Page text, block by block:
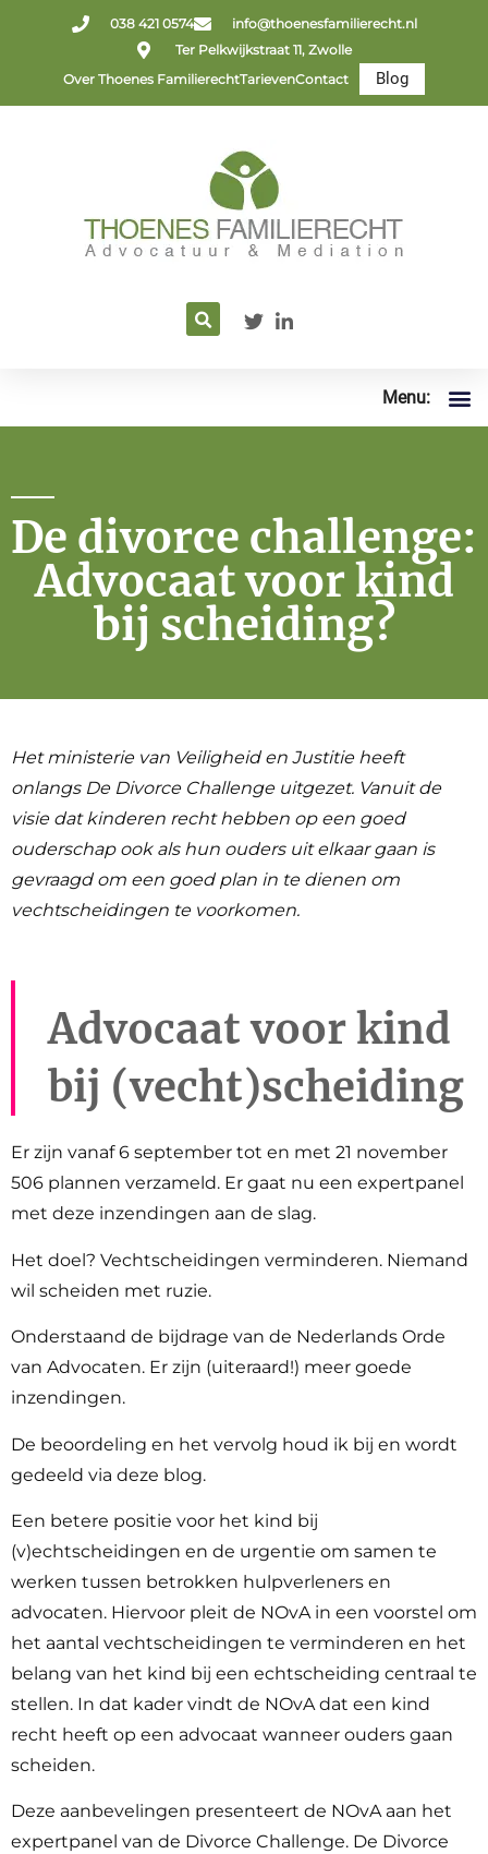
038 421 0574
info@thoenesfamilierecht.nl
Ter Pelkwijkstraat 11, Zwolle
Over Thoenes FamilierechtTarievenContact Blog
Menu:
De divorce challenge:
Advocaat voor kind
bij scheiding?
Het ministerie van Veiligheid en Justitie heeft
onlangs De Divorce Challenge uitgezet. Vanuit de
visie dat kinderen recht hebben op een goed
ouderschap ook als hun ouders uit elkaar gaan is
gevraagd om een goed plan in te dienen om
vechtscheidingen te voorkomen.
Advocaat voor kind
bij (vecht)scheiding
Er zijn vanaf 6 september tot en met 21 november
506 plannen verzameld. Er gaat nu een expertpanel
met deze inzendingen aan de slag.
Het doel? Vechtscheidingen verminderen. Niemand
wil scheiden met ruzie.
Onderstaand de bijdrage van de Nederlands Orde
van Advocaten. Er zijn (uiteraard!) meer goede
inzendingen.
De beoordeling en het vervolg houd ik bij en wordt
gedeeld via deze blog.
Een betere positie voor het kind bij
(v)echtscheidingen en de urgentie om samen te
werken tussen betrokken hulpverleners en
advocaten. Hiervoor pleit de NOvA in een voorstel om
het aantal vechtscheidingen te verminderen en het
belang van het kind bij een echtscheiding centraal te
stellen. In dat kader vindt de NOvA dat een kind
recht heeft op een advocaat wanneer ouders gaan
scheiden.
Deze aanbevelingen presenteert de NOvA aan het
expertpanel van de Divorce Challenge. De Divorce